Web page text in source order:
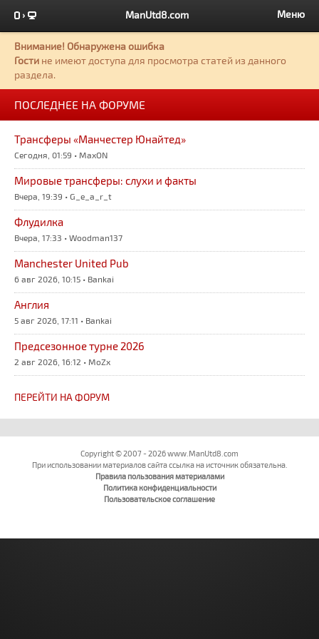
ManUtd8.com Меню
Внимание! Обнаружена ошибка
Гости не имеют доступа для просмотра статей из данного
раздела.
ПОСЛЕДНЕЕ НА ФОРУМЕ
Трансферы «Манчестер Юнайтед»
Сегодня, 01:59 • MaxON
Мировые трансферы: слухи и факты
Вчера, 19:39 • G_e_a_r_t
Флудилка
Вчера, 17:33 • Woodman137
Manchester United Pub
6 авг 2026, 10:15 • Bankai
Англия
5 авг 2026, 17:11 • Bankai
Предсезонное турне 2026
2 авг 2026, 16:12 • MoZx
ПЕРЕЙТИ НА ФОРУМ
Copyright © 2007 - 2026 www.ManUtd8.com
При использовании материалов сайта ссылка на источник обязательна.
Правила пользования материалами
Политика конфиденциальности
Пользовательское соглашение